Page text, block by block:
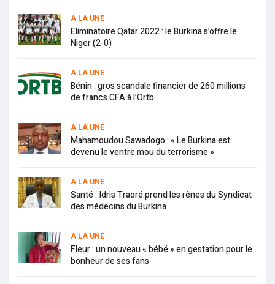
A LA UNE
Eliminatoire Qatar 2022 : le Burkina s’offre le
Niger (2-0)
A LA UNE
Bénin : gros scandale financier de 260 millions
de francs CFA à l’Ortb
A LA UNE
Mahamoudou Sawadogo : « Le Burkina est
devenu le ventre mou du terrorisme »
A LA UNE
Santé : Idris Traoré prend les rênes du Syndicat
des médecins du Burkina
A LA UNE
Fleur : un nouveau « bébé » en gestation pour le
bonheur de ses fans